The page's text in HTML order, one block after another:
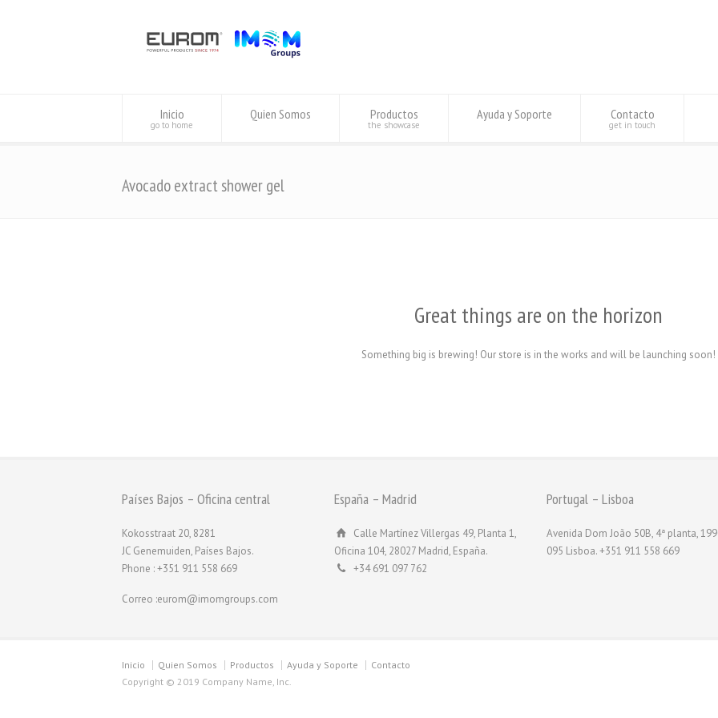
Inicio
go to home
Quien Somos Productos
the showcase
Ayuda y Soporte Contacto
get in touch
Avocado extract shower gel
Great things are on the horizon
Something big is brewing! Our store is in the works and will be launching soon!
Países Bajos – Oficina central
Kokosstraat 20, 8281
JC Genemuiden, Países Bajos.
Phone : +351 911 558 669
Correo :eurom@imomgroups.com
España – Madrid
Calle Martínez Villergas 49, Planta 1,
Oficina 104, 28027 Madrid, España.
+34 691 097 762
Portugal – Lisboa
Avenida Dom João 50B, 4ª planta,
095 Lisboa. +351 911 558 669
Inicio Quien Somos Productos Ayuda y Soporte
Contacto
Copyright © 2019 Company Name, Inc.